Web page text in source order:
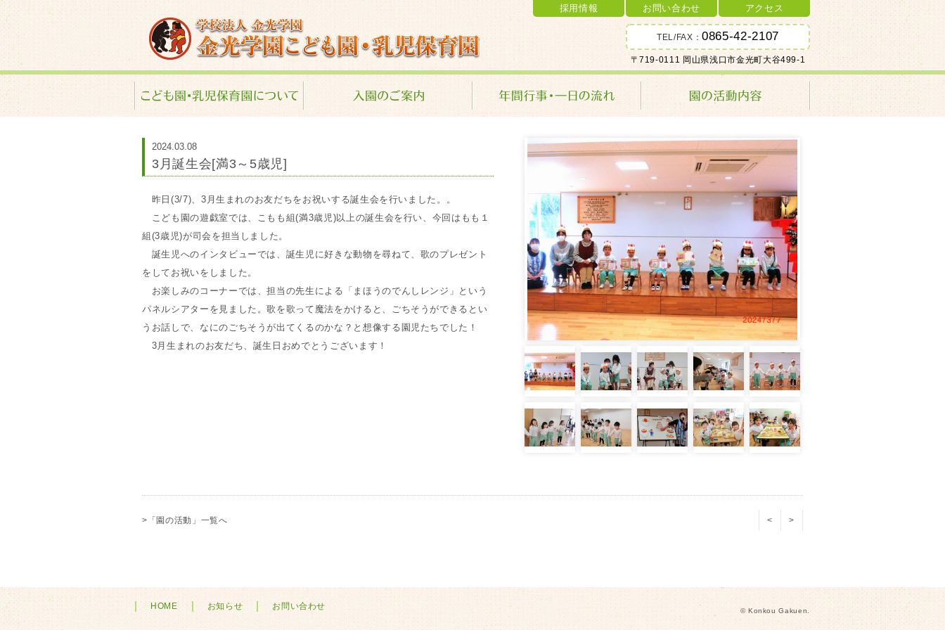
金光学園こども園･乳児保育園 学校法人 金光学園
採用情報 お問い合わせ アクセス
TEL/FAX：0865-42-2107
〒719-0111 岡山県浅口市金光町大谷499-1
2024.03.08
3月誕生会[満3～5歳児]
昨日(3/7)、3月生まれのお友だちをお祝いする誕生会を行いました。。
こども園の遊戯室では、こもも組(満3歳児)以上の誕生会を行い、今回はもも１
組(3歳児)が司会を担当しました。
誕生児へのインタビューでは、誕生児に好きな動物を尋ねて、歌のプレゼント
をしてお祝いをしました。
お楽しみのコーナーでは、担当の先生による「まほうのでんしレンジ」という
パネルシアターを見ました。歌を歌って魔法をかけると、ごちそうができるとい
うお話しで、なにのごちそうが出てくるのかな？と想像する園児たちでした！
3月生まれのお友だち、誕生日おめでとうございます！
>「園の活動」一覧へ < >
HOME お知らせ お問い合わせ © Konkou Gakuen.